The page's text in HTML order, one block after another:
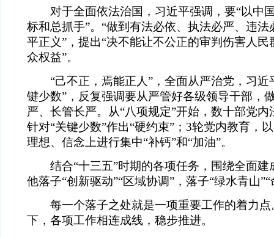
对于全面依法治国，习近平强调，要“以中
标和总抓手”。“做到有法必依、执法必严、违法
平正义”，提出“决不能让不公正的审判伤害人
众权益”。
“己不正，焉能正人”，全面从严治党，习近
键少数”，反复强调要从严管好各级领导干部，
严、长管长严。从“八项规定”开始，数十部党
针对“关键少数”作出“硬约束”；3轮党内教育，
理想、信念上进行集中“补钙”和“加油”。
结合“十三五”时期的各项任务，围绕全面建
他落子“创新驱动”“区域协调”，落子“绿水青山
每一个落子之处就是一项重要工作的着力点
下，各项工作相连成线，稳步推进。